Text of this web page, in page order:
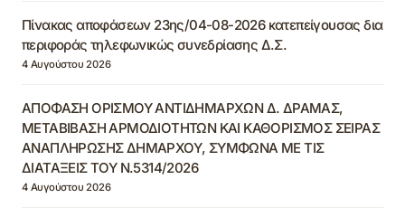
Πίνακας αποφάσεων 23ης/04-08-2026 κατεπείγουσας δια
περιφοράς τηλεφωνικώς συνεδρίασης Δ.Σ.
4 Αυγούστου 2026
ΑΠΟΦΑΣΗ ΟΡΙΣΜΟΥ ΑΝΤΙΔΗΜΑΡΧΩΝ Δ. ΔΡΑΜΑΣ,
ΜΕΤΑΒΙΒΑΣΗ ΑΡΜΟΔΙΟΤΗΤΩΝ ΚΑΙ ΚΑΘΟΡΙΣΜΟΣ ΣΕΙΡΑΣ
ΑΝΑΠΛΗΡΩΣΗΣ ΔΗΜΑΡΧΟΥ, ΣΥΜΦΩΝΑ ΜΕ ΤΙΣ
ΔΙΑΤΑΞΕΙΣ ΤΟΥ Ν.5314/2026
4 Αυγούστου 2026